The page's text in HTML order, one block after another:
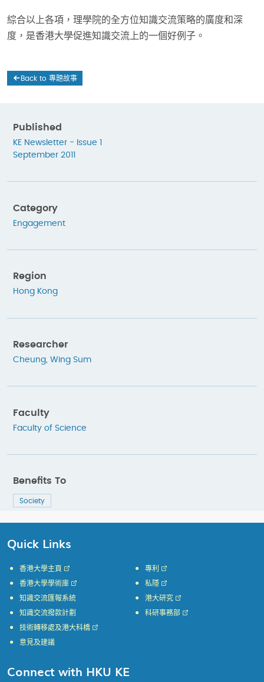
綜合以上各項，理學院的全方位知識交流策略的廣度和深
度，是香港大學促進知識交流上的一個好例子。
Back to 專題故事
Published
KE Newsletter - Issue 1
September 2011
Category
Engagement
Region
Hong Kong
Researcher
Cheung, Wing Sum
Faculty
Faculty of Science
Benefits To
Society
Quick Links
香港大學主頁
香港大學學術庫
知識交流匯報系統
知識交流撥款計劃
專利
私隱
港大研究
科研事務部
技術轉移處及港大科橋
意見及建議
Connect with HKU KE